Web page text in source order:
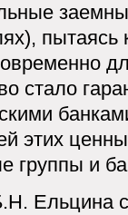
пытаясь
стало
этих
группы и
Ельцина